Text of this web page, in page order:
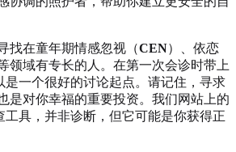
找在童年期情感忽视（CEN）、依恋
领域有专长的人。在第一次会诊时带上
是一个很好的讨论起点。请记住，寻求
是对你幸福的重要投资。我们网站上的
工具，并非诊断，但它可能是你获得正